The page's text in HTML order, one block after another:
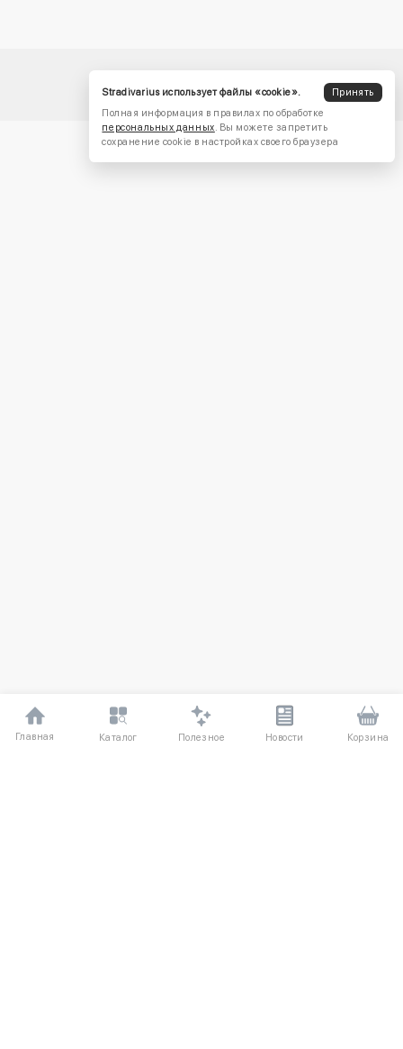
Главная Каталог Полезное Новости Корзина
Stradivarius использует файлы «cookie».
Принять
Полная информация в правилах по обработке
персональных данных. Вы можете запретить
сохранение cookie в настройках своего браузера